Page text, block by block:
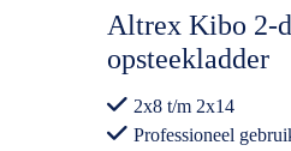
Altrex Kibo 2-
opsteekladder
2x8 t/m 2x14
Professioneel